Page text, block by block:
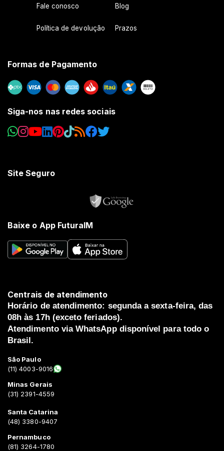
Fale conosco Blog
Política de devolução Prazos
Formas de Pagamento
Siga-nos nas redes sociais
Site Seguro
Baixe o App FuturaIM
Centrais de atendimento
Horário de atendimento: segunda a sexta-feira, das
08h às 17h (exceto feriados).
Atendimento via WhatsApp disponível para todo o
Brasil.
São Paulo
(11) 4003-9016
Minas Gerais
(31) 2391-4559
Santa Catarina
(48) 3380-9407
Pernambuco
(81) 3264-1780